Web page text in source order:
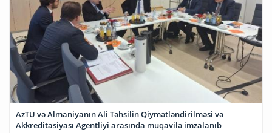
AzTU və Almaniyanın Ali Təhsilin Qiymətləndirilməsi və
Akkreditasiyası Agentliyi arasında müqavilə imzalanıb